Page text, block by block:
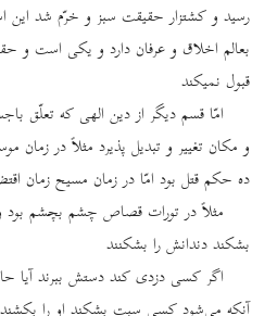
رسید و کشتزار حقیقت سبز و خرّم شد این
بعالم اخلاق و عرفان دارد و یکی است و
قبول نمیکند
امّا قسم دیگر از دین الهی که تعلّق
و مکان تغییر و تبدیل پذیرد مثلاً در زمان
ده حکم قتل بود امّا در زمان مسیح زمان
مثلاً در تورات قصاص چشم بچشم بود
بشکند دندانش را بشکنند
اگر کسی دزدی کند دستش ببرند آیا